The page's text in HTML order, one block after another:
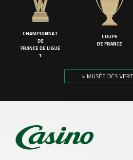
CHAMPIONNAT
DE
FRANCE DE LIGUE
1
COUPE
DE FRANCE
> MUSÉE DES